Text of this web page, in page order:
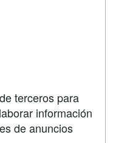
terceros para
información
de anuncios